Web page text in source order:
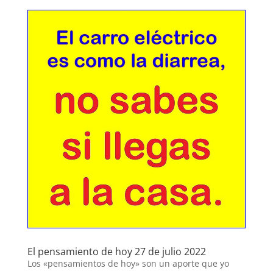
El pensamiento de hoy 27 de julio 2022
Los «pensamientos de hoy» son un aporte que yo